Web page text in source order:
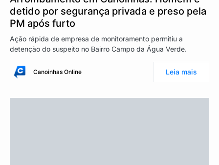
detido por segurança privada e preso pela
PM após furto
Ação rápida de empresa de monitoramento permitiu a
detenção do suspeito no Bairro Campo da Água Verde.
Canoinhas Online Leia mais